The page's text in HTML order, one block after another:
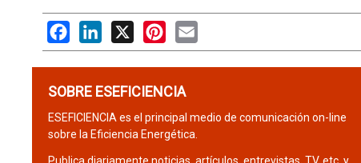
FacebookLinkedIn
X PinterestEmail
SOBRE ESEFICIENCIA
ESEFICIENCIA es el principal medio de comunicación on-line
sobre la Eficiencia Energética.